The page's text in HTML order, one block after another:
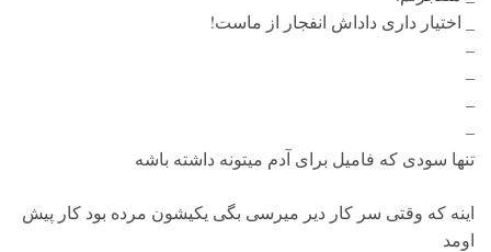
_ اختیار داری داداش انفجار از ماست!
–
–
–
–
تنها سودی که فامیل برای آدم میتونه داشته باشه
اینه که وقتی سر کار دیر میرسی بگی یکیشون مرده بود کار پیش
اومد